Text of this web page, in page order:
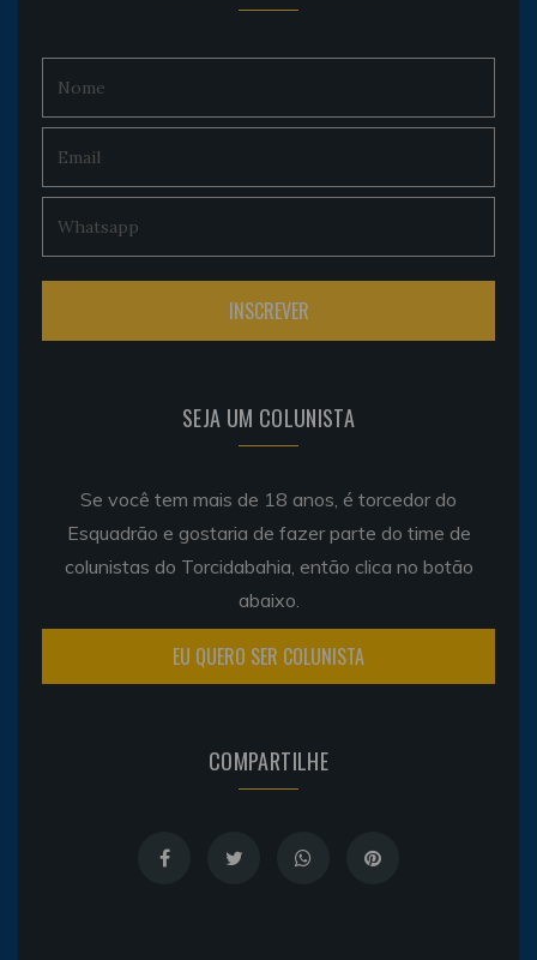
SEJA UM COLUNISTA
Se você tem mais de 18 anos, é torcedor do
Esquadrão e gostaria de fazer parte do time de
colunistas do Torcidabahia, então clica no botão
abaixo.
EU QUERO SER COLUNISTA
COMPARTILHE